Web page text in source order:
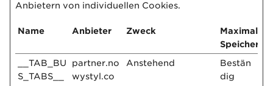
Anbietern von individuellen Cookies.
Name Anbieter Zweck
Maximale
__TAB_BU
S_TABS__
partner.no
wystyl.co
Anstehend
Bestän
dig